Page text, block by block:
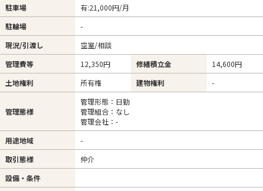
駐車場
有:21,000円/月
駐輪場
-
現況/引渡し
空室/相談
管理費等
12,350円 修繕積立金
14,600円
土地権利
所有権 建物権利 -
管理態様
管理形態：日勤
管理組合：なし
管理会社：-
用途地域
-
取引態様
仲介
設備・条件